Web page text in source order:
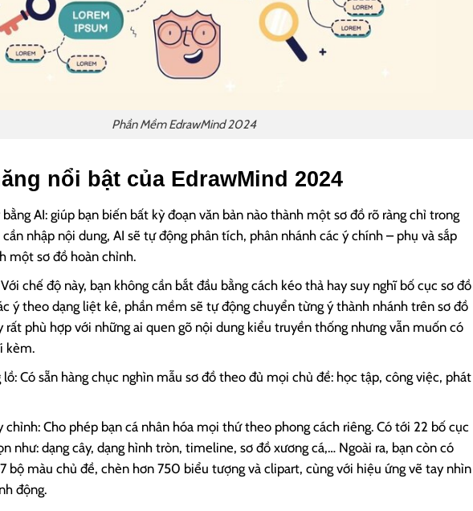
Phần Mềm EdrawMind 2024
nổi bật của EdrawMind 2024
AI: giúp bạn biến bất kỳ đoạn văn bản nào thành một sơ đồ rõ ràng chỉ trong
cần nhập nội dung, AI sẽ tự động phân tích, phân nhánh các ý chính – phụ và sắp
một sơ đồ hoàn chỉnh.
chế độ này, bạn không cần bắt đầu bằng cách kéo thả hay suy nghĩ bố cục sơ đồ
ý theo dạng liệt kê, phần mềm sẽ tự động chuyển từng ý thành nhánh trên sơ đồ
rất phù hợp với những ai quen gõ nội dung kiểu truyền thống nhưng vẫn muốn có
kèm.
Có sẵn hàng chục nghìn mẫu sơ đồ theo đủ mọi chủ đề: học tập, công việc, phát
chỉnh: Cho phép bạn cá nhân hóa mọi thứ theo phong cách riêng. Có tới 22 bố cục
như: dạng cây, dạng hình tròn, timeline, sơ đồ xương cá,… Ngoài ra, bạn còn có
bộ màu chủ đề, chèn hơn 750 biểu tượng và clipart, cùng với hiệu ứng vẽ tay nhìn
động.